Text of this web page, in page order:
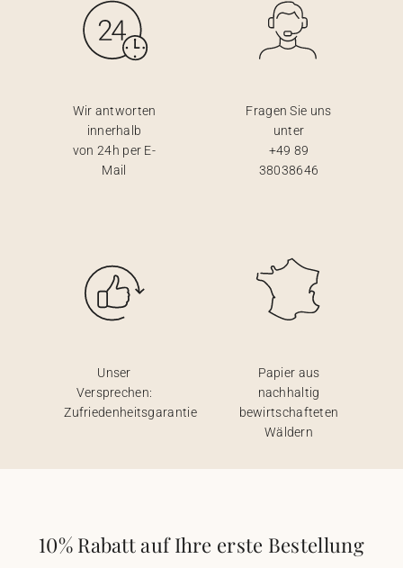
Wir antworten
innerhalb
von 24h per E-
Mail
Fragen Sie uns
unter
+49 89
38038646
Unser
Versprechen:
Zufriedenheitsgarantie
Papier aus
nachhaltig
bewirtschafteten
Wäldern
10% Rabatt auf Ihre erste Bestellung